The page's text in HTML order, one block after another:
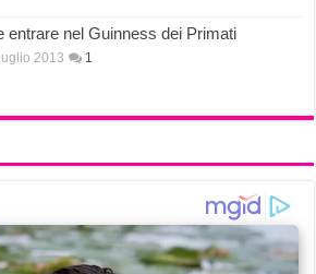
entrare nel Guinness dei Primati
2013 1